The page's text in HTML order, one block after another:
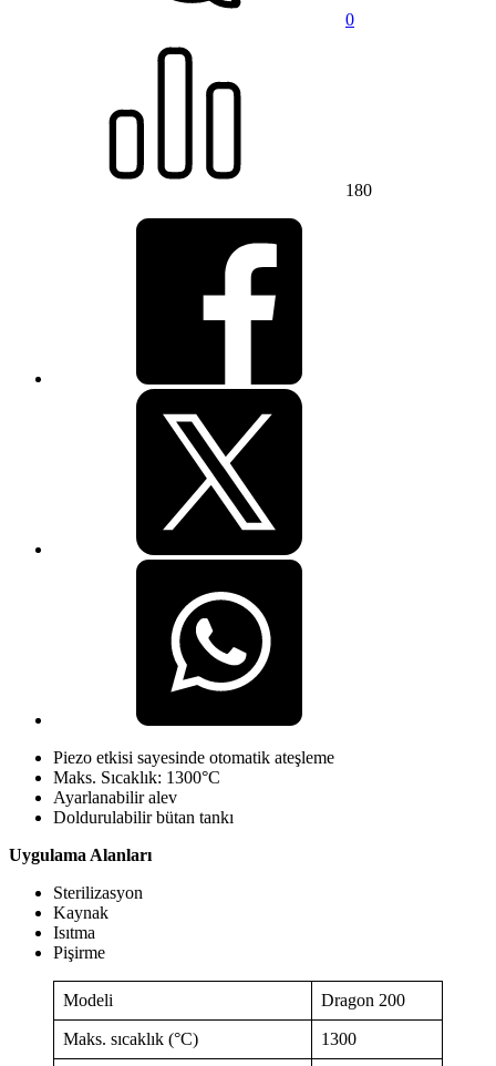
0
180
Piezo etkisi sayesinde otomatik ateşleme
Maks. Sıcaklık: 1300°C
Ayarlanabilir alev
Doldurulabilir bütan tankı
Uygulama Alanları
Sterilizasyon
Kaynak
Isıtma
Pişirme
Modeli Dragon 200
Maks. sıcaklık (°C) 1300